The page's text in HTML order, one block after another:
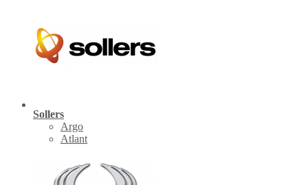
Sollers
Argo
Atlant